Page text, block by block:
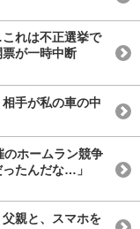
れは不正選挙で
が一時中断
手が私の車の中
のホームラン競争
たんだな…」
親と、スマホを